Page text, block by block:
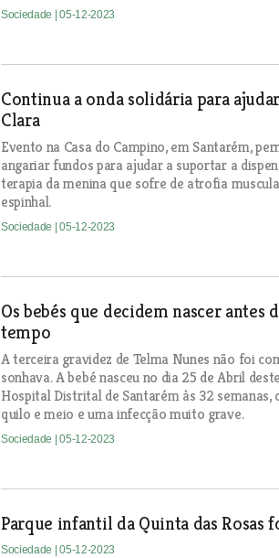
Sociedade | 05-12-2023
Continua a onda solidária para
Clara
Evento na Casa do Campino, em Santarém,
angariar fundos para ajudar a suportar a
terapia da menina que sofre de atrofia
espinhal.
Sociedade | 05-12-2023
Os bebés que decidem nascer antes
tempo
A terceira gravidez de Telma Nunes não foi
sonhava. A bebé nasceu no dia 25 de Abril
Hospital Distrital de Santarém às 32 semanas,
quilo e meio e uma infecção muito grave.
Sociedade | 05-12-2023
Parque infantil da Quinta das Rosas
Sociedade | 05-12-2023